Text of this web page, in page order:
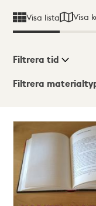
Visa lista Visa
Visningsläge
Lista
Karta
Filtrera tid
Filtrera
träffar